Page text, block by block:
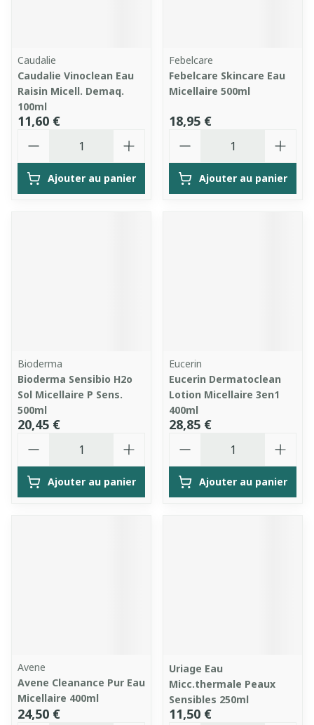
Caudalie
Caudalie Vinoclean Eau
Raisin Micell. Demaq.
100ml
11,60 €
Ajouter au panier
Febelcare
Febelcare Skincare Eau
Micellaire 500ml
18,95 €
Ajouter au panier
Bioderma
Bioderma Sensibio H2o
Sol Micellaire P Sens.
500ml
20,45 €
Ajouter au panier
Eucerin
Eucerin Dermatoclean
Lotion Micellaire 3en1
400ml
28,85 €
Ajouter au panier
Avene
Avene Cleanance Pur Eau
Micellaire 400ml
24,50 €
Uriage Eau
Micc.thermale Peaux
Sensibles 250ml
11,50 €